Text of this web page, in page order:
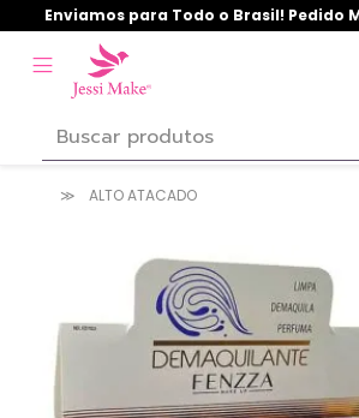
Enviamos para Todo o Brasil! Pedido
ALTO ATACADO